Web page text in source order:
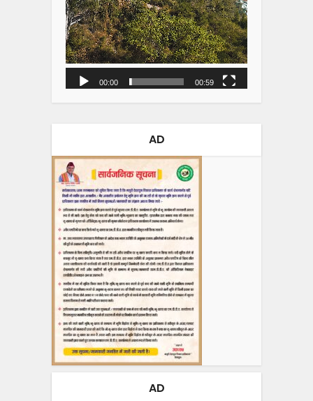
00:00 00:59
AD
AD